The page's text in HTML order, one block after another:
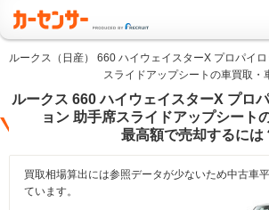
ルークス（日産） 660 ハイウェイスターX プロパイ
スライドアップシートの車買取・
ルークス 660 ハイウェイスターX プロ
ョン 助手席スライドアップシート
最高額で売却するには
買取相場算出には参照データが少ないため中古車
ています。